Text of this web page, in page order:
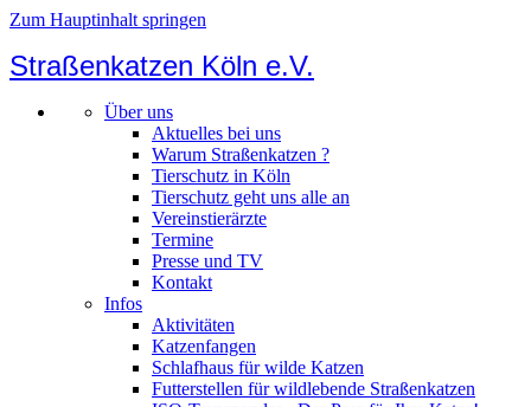
Zum Hauptinhalt springen
Straßenkatzen Köln e.V.
Über uns
Aktuelles bei uns
Warum Straßenkatzen ?
Tierschutz in Köln
Tierschutz geht uns alle an
Vereinstierärzte
Termine
Presse und TV
Kontakt
Infos
Aktivitäten
Katzenfangen
Schlafhaus für wilde Katzen
Futterstellen für wildlebende Straßenkatzen